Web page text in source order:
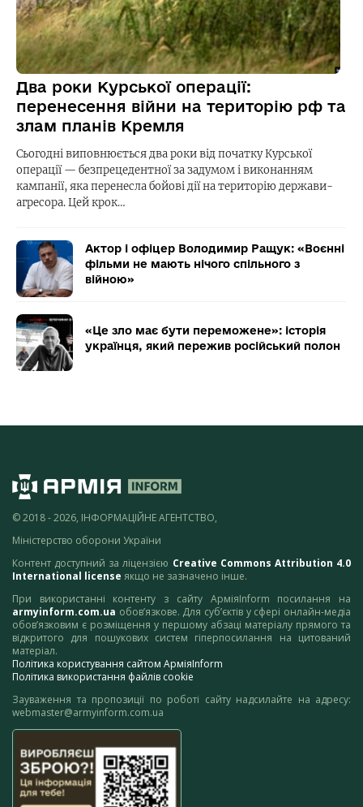
Два роки Курської операції:
перенесення війни на територію рф та
злам планів Кремля
Сьогодні виповнюється два роки від початку Курської
операції — безпрецедентної за задумом і виконанням
кампанії, яка перенесла бойові дії на територію держави-
агресора. Цей крок…
Актор і офіцер Володимир Ращук: «Воєнні
фільми не мають нічого спільного з
війною»
«Це зло має бути переможене»: історія
українця, який пережив російський полон
© 2018 - 2026, ІНФОРМАЦІЙНЕ АГЕНТСТВО,
Міністерство оборони України
Контент доступний за ліцензією Creative Commons Attribution 4.0
International license якщо не зазначено інше.
При використанні контенту з сайту АрміяInform посилання на
armyinform.com.ua обов’язкове. Для суб’єктів у сфері онлайн-медіа
обов’язковим є розміщення у першому абзаці матеріалу прямого та
відкритого для пошукових систем гіперпосилання на цитований
матеріал.
Політика користування сайтом АрміяInform
Політика використання файлів cookie
Зауваження та пропозиції по роботі сайту надсилайте на адресу:
webmaster@armyinform.com.ua